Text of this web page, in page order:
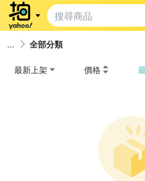
全部分類
最新上架 價格